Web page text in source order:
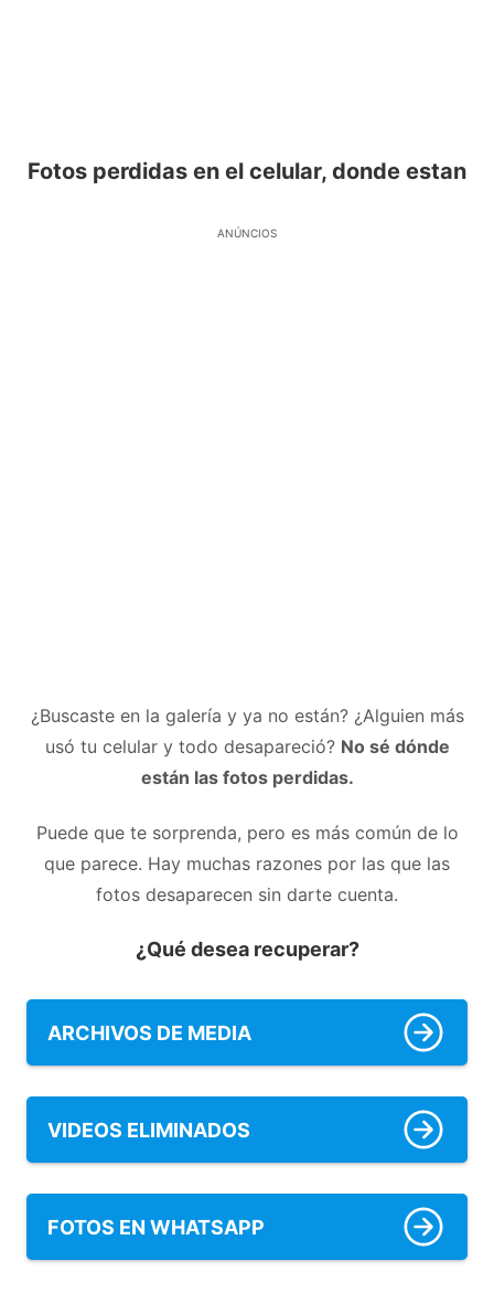
Fotos perdidas en el celular, donde estan
ANÚNCIOS
¿Buscaste en la galería y ya no están? ¿Alguien más
usó tu celular y todo desapareció? No sé dónde
están las fotos perdidas.
Puede que te sorprenda, pero es más común de lo
que parece. Hay muchas razones por las que las
fotos desaparecen sin darte cuenta.
¿Qué desea recuperar?
ARCHIVOS DE MEDIA
VIDEOS ELIMINADOS
FOTOS EN WHATSAPP